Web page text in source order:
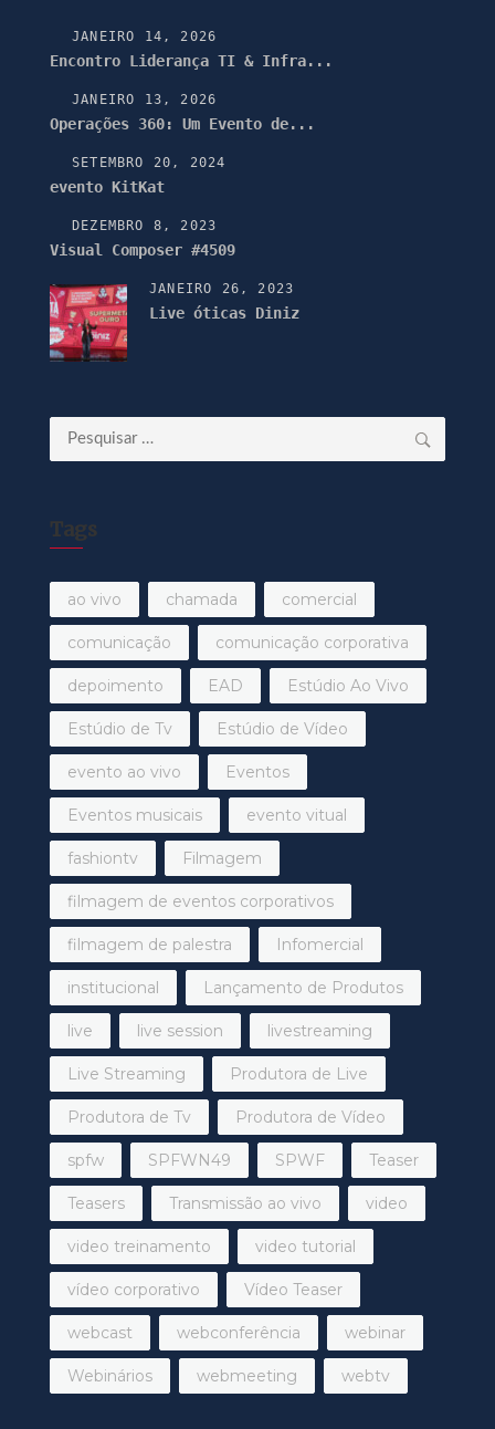
JANEIRO 14, 2026
Encontro Liderança TI & Infra...
JANEIRO 13, 2026
Operações 360: Um Evento de...
SETEMBRO 20, 2024
evento KitKat
DEZEMBRO 8, 2023
Visual Composer #4509
JANEIRO 26, 2023
Live óticas Diniz
Pesquisar
por:
Tags
ao vivo chamada comercial
comunicação comunicação corporativa
depoimento EAD Estúdio Ao Vivo
Estúdio de Tv Estúdio de Vídeo
evento ao vivo Eventos
Eventos musicais evento vitual
fashiontv Filmagem
filmagem de eventos corporativos
filmagem de palestra Infomercial
institucional Lançamento de Produtos
live live session livestreaming
Live Streaming Produtora de Live
Produtora de Tv Produtora de Vídeo
spfw SPFWN49 SPWF Teaser
Teasers Transmissão ao vivo video
video treinamento video tutorial
vídeo corporativo Vídeo Teaser
webcast webconferência webinar
Webinários webmeeting webtv